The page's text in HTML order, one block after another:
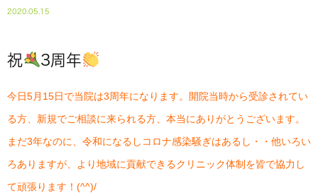
2020.05.15
祝 3周年
今日5月15日で当院は3周年になります。開院当時から受診されてい
る方、新規でご相談に来られる方、本当にありがとうございます。
まだ3年なのに、令和になるしコロナ感染騒ぎはあるし・・他いろい
ろありますが、より地域に貢献できるクリニック体制を皆で協力し
て頑張ります！(^^)/